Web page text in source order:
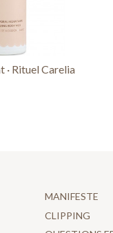
Rituel Carelia
MANIFESTE
CLIPPING